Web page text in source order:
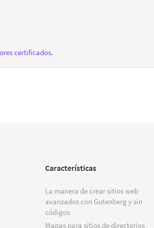
certificados.
Características
La manera de crear sitios web
avanzados con Gutenberg y sin
códigos
Mapas para sitios de directorios